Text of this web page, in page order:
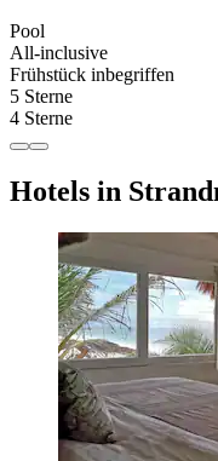
Pool
All-inclusive
Frühstück inbegriffen
5 Sterne
4 Sterne
Hotels in